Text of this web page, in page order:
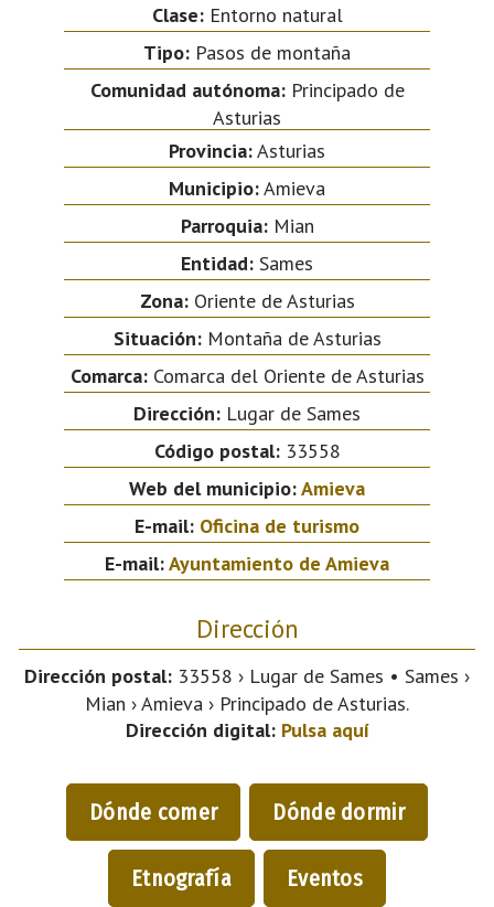
Clase:Entorno natural
Tipo: Pasos de montaña
Comunidad autónoma:Principado de
Asturias
Provincia:Asturias
Municipio:Amieva
Parroquia:Mian
Entidad: Sames
Zona:Oriente de Asturias
Situación:Montaña de Asturias
Comarca:Comarca del Oriente de Asturias
Dirección: Lugar de Sames
Código postal:33558
Web del municipio:Amieva
E-mail: Oficina de turismo
E-mail:Ayuntamiento de Amieva
Dirección
Dirección postal: 33558 › Lugar de Sames • Sames ›
Mian › Amieva › Principado de Asturias.
Dirección digital: Pulsa aquí
Dónde comer Dónde dormir
Etnografía Eventos